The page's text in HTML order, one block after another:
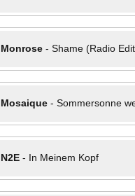
Monrose- Shame (Radio
Mosaique- Sommersonne
N2E- In Meinem Kopf